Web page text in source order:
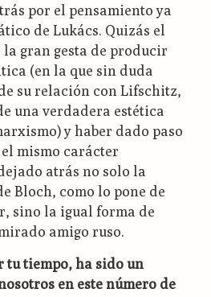
por el pensamiento ya
de Lukács. Quizás el
gran gesta de producir
(en la que sin duda
su relación con Lifschitz,
una verdadera estética
y haber dado paso
mismo carácter
atrás no solo la
Bloch, como lo pone de
sino la igual forma de
amigo ruso.
tu tiempo, ha sido un
en este número de